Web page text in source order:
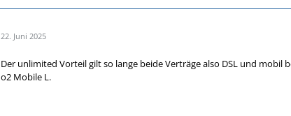
22. Juni 2025
Der unlimited Vorteil gilt so lange beide Verträge also DSL und
o2 Mobile L.